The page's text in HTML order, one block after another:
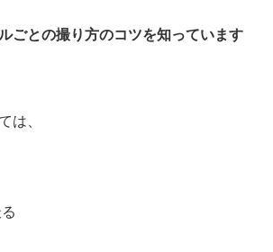
ごとの撮り方のコツを知っています
は、